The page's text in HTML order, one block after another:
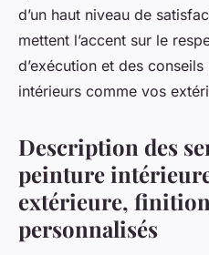
d’un haut niveau de
mettent l’accent sur le
d’exécution et des
intérieurs comme vos
Description des
peinture
extérieure,
personnalisés